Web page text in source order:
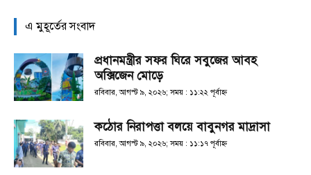
এ মুহূর্তের সংবাদ
প্রধানমন্ত্রীর সফর ঘিরে সবুজের আবহ
অক্সিজেন মোড়ে
রবিবার, আগস্ট ৯, ২০২৬; সময় : ১১:২২ পূর্বাহ্ণ
কঠোর নিরাপত্তা বলয়ে বাবুনগর মাদ্রাসা
রবিবার, আগস্ট ৯, ২০২৬; সময় : ১১:১৭ পূর্বাহ্ণ